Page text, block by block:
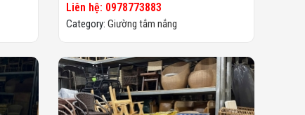
Liên hệ: 0978773883
Category: Giường tắm nắng